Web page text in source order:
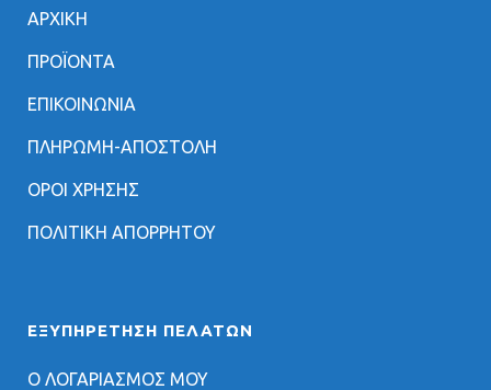
ΑΡΧΙΚΗ
ΠΡΟΪΟΝΤΑ
ΕΠΙΚΟΙΝΩΝΙΑ
ΠΛΗΡΩΜΗ-ΑΠΟΣΤΟΛΗ
ΟΡΟΙ ΧΡΗΣΗΣ
ΠΟΛΙΤΙΚΗ ΑΠΟΡΡΗΤΟΥ
ΕΞΥΠΗΡΈΤΗΣΗ ΠΕΛΑΤΏΝ
Ο ΛΟΓΑΡΙΑΣΜΟΣ ΜΟΥ